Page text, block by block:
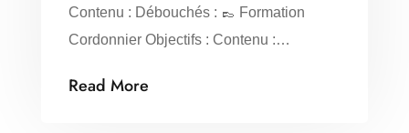
Contenu : Débouchés : 👞 Formation
Cordonnier Objectifs : Contenu :
Read More